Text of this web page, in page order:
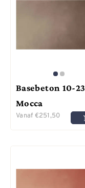
Basebeton 10-23
Mocca
Vanaf €251,50